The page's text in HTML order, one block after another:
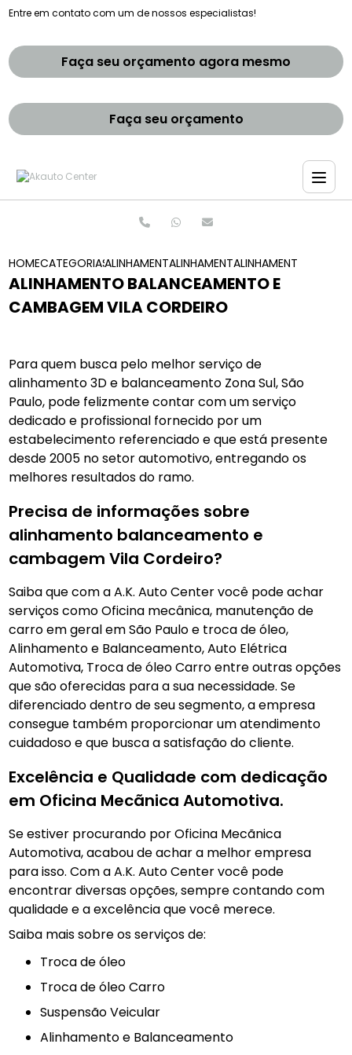
Entre em contato com um de nossos especialistas!
Faça seu orçamento agora mesmo
Faça seu orçamento
HOMECATEGORIASALINHAMENTO E BALANCEAMENTOS
ALINHAMENTO E BALANCEAMENTO
ALINHAMENTO
ALINHAMENTO BALANCEAMENTO E
CAMBAGEM VILA CORDEIRO
Para quem busca pelo melhor serviço de
alinhamento 3D e balanceamento Zona Sul, São
Paulo, pode felizmente contar com um serviço
dedicado e profissional fornecido por um
estabelecimento referenciado e que está presente
desde 2005 no setor automotivo, entregando os
melhores resultados do ramo.
Precisa de informações sobre
alinhamento balanceamento e
cambagem Vila Cordeiro?
Saiba que com a A.K. Auto Center você pode achar
serviços como Oficina mecânica, manutenção de
carro em geral em São Paulo e troca de óleo,
Alinhamento e Balanceamento, Auto Elétrica
Automotiva, Troca de óleo Carro entre outras opções
que são oferecidas para a sua necessidade. Se
diferenciado dentro de seu segmento, a empresa
consegue também proporcionar um atendimento
cuidadoso e que busca a satisfação do cliente.
Excelência e Qualidade com dedicação
em Oficina Mecãnica Automotiva.
Se estiver procurando por Oficina Mecãnica
Automotiva, acabou de achar a melhor empresa
para isso. Com a A.K. Auto Center você pode
encontrar diversas opções, sempre contando com
qualidade e a excelência que você merece.
Saiba mais sobre os serviços de:
troca de óleo
Troca de óleo Carro
Suspensão Veicular
Alinhamento e Balanceamento